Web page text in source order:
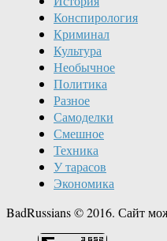
Конспирология
Криминал
Культура
Необычное
Политика
Разное
Самоделки
Смешное
Техника
У тарасов
Экономика
BadRussians © 2016. Сайт